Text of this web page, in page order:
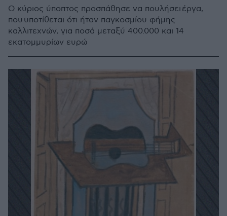
Ο κύριος ύποπτος προσπάθησε να πουλήσει έργα,
που υποτίθεται ότι ήταν παγκοσμίου φήμης
καλλιτεχνών, για ποσά μεταξύ 400.000 και 14
εκατομμυρίων ευρώ